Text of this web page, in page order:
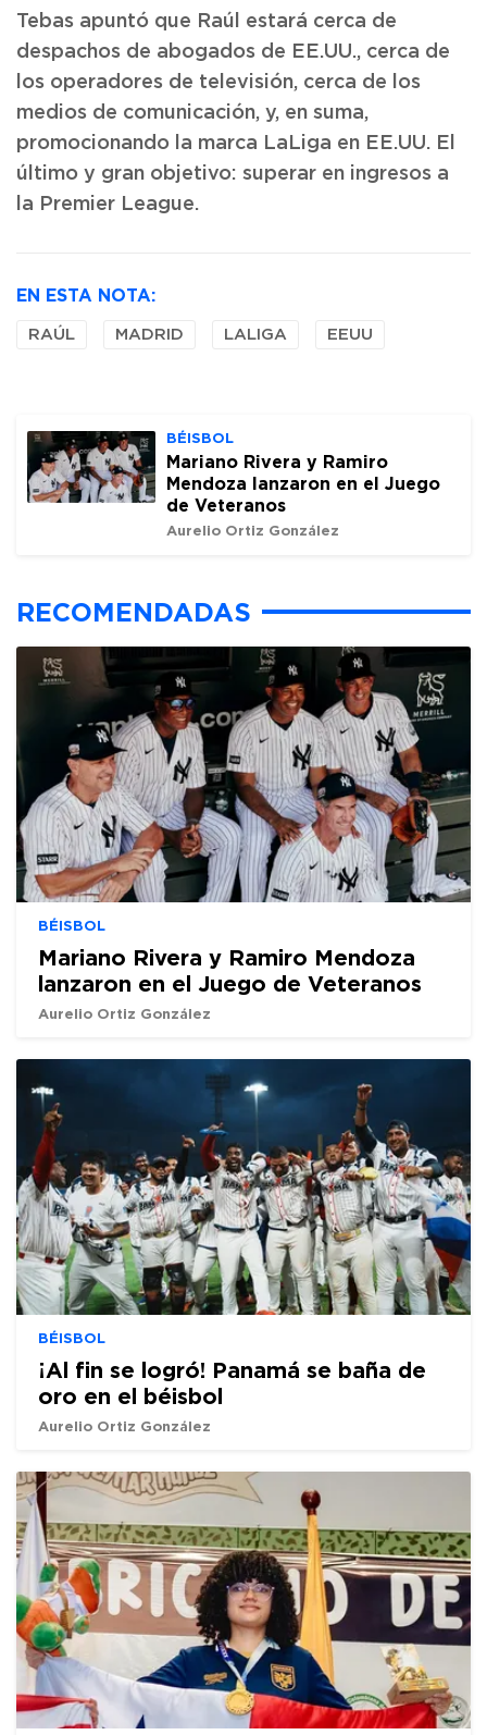
Tebas apuntó que Raúl estará cerca de
despachos de abogados de EE.UU., cerca de
los operadores de televisión, cerca de los
medios de comunicación, y, en suma,
promocionando la marca LaLiga en EE.UU. El
último y gran objetivo: superar en ingresos a
la Premier League.
EN ESTA NOTA:
RAÚL MADRID LALIGA EEUU
BÉISBOL
Mariano Rivera y Ramiro
Mendoza lanzaron en el Juego
de Veteranos
Aurelio Ortiz González
RECOMENDADAS
BÉISBOL
Mariano Rivera y Ramiro Mendoza
lanzaron en el Juego de Veteranos
Aurelio Ortiz González
BÉISBOL
¡Al fin se logró! Panamá se baña de
oro en el béisbol
Aurelio Ortiz González